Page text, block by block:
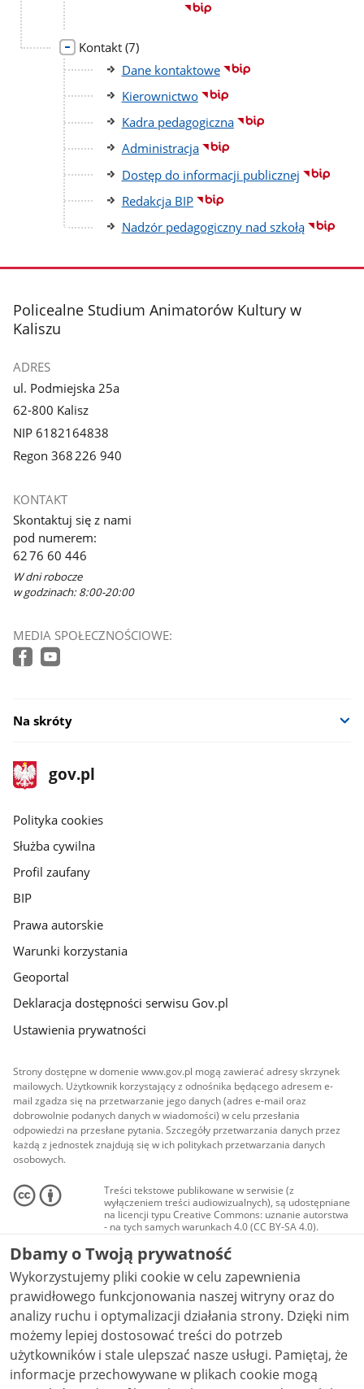
Kontakt liczba
podstron
(7)
Dane kontaktowe
Kierownictwo
Kadra pedagogiczna
Administracja
Dostęp do informacji publicznej
Redakcja BIP
Nadzór pedagogiczny nad szkołą
stopka
Policealne Studium Animatorów Kultury w
Kaliszu
ADRES
ul. Podmiejska 25a
62-800 Kalisz
NIP 6182164838
Regon 368 226 940
KONTAKT
Skontaktuj się z nami
pod numerem:
62 76 60 446
W dni robocze
w godzinach: 8:00-20:00
MEDIA SPOŁECZNOŚCIOWE:
Na skróty
stopka
gov.pl
Strona
gov.pl
gov.pl
Polityka cookies
Służba cywilna
Profil zaufany
BIP
Prawa autorskie
Warunki korzystania
Geoportal
Deklaracja dostępności serwisu Gov.pl
Ustawienia prywatności
Strony dostępne w domenie www.gov.pl mogą zawierać adresy skrzynek
mailowych. Użytkownik korzystający z odnośnika będącego adresem e-
mail zgadza się na przetwarzanie jego danych (adres e-mail oraz
dobrowolnie podanych danych w wiadomości) w celu przesłania
odpowiedzi na przesłane pytania. Szczegóły przetwarzania danych przez
każdą z jednostek znajdują się w ich politykach przetwarzania danych
osobowych.
Treści tekstowe publikowane w serwisie (z
wyłączeniem treści audiowizualnych), są udostępniane
na licencji typu Creative Commons: uznanie autorstwa
- na tych samych warunkach 4.0 (CC BY-SA 4.0).
Materiały audiowizualne, w tym zdjęcia, materiały
audio i wideo, są udostępniane na licencji typu
Creative Commons: uznanie autorstwa użycie
niekomercyjne - bez utworów zależnych 4.0 (CC BY-
NC-ND 4.0), o ile nie jest to stwierdzone inaczej.
Dbamy o Twoją prywatność
Wykorzystujemy pliki cookie w celu zapewnienia
prawidłowego funkcjonowania naszej witryny oraz do
analizy ruchu i optymalizacji działania strony. Dzięki nim
możemy lepiej dostosować treści do potrzeb
użytkowników i stale ulepszać nasze usługi. Pamiętaj, że
informacje przechowywane w plikach cookie mogą